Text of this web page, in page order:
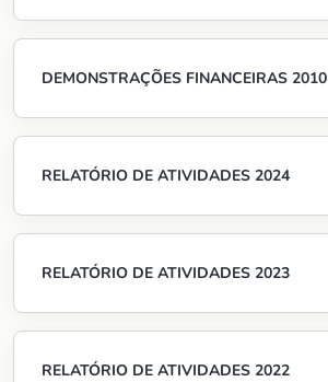
DEMONSTRAÇÕES FINANCEIRAS 2010
RELATÓRIO DE ATIVIDADES 2024
RELATÓRIO DE ATIVIDADES 2023
RELATÓRIO DE ATIVIDADES 2022